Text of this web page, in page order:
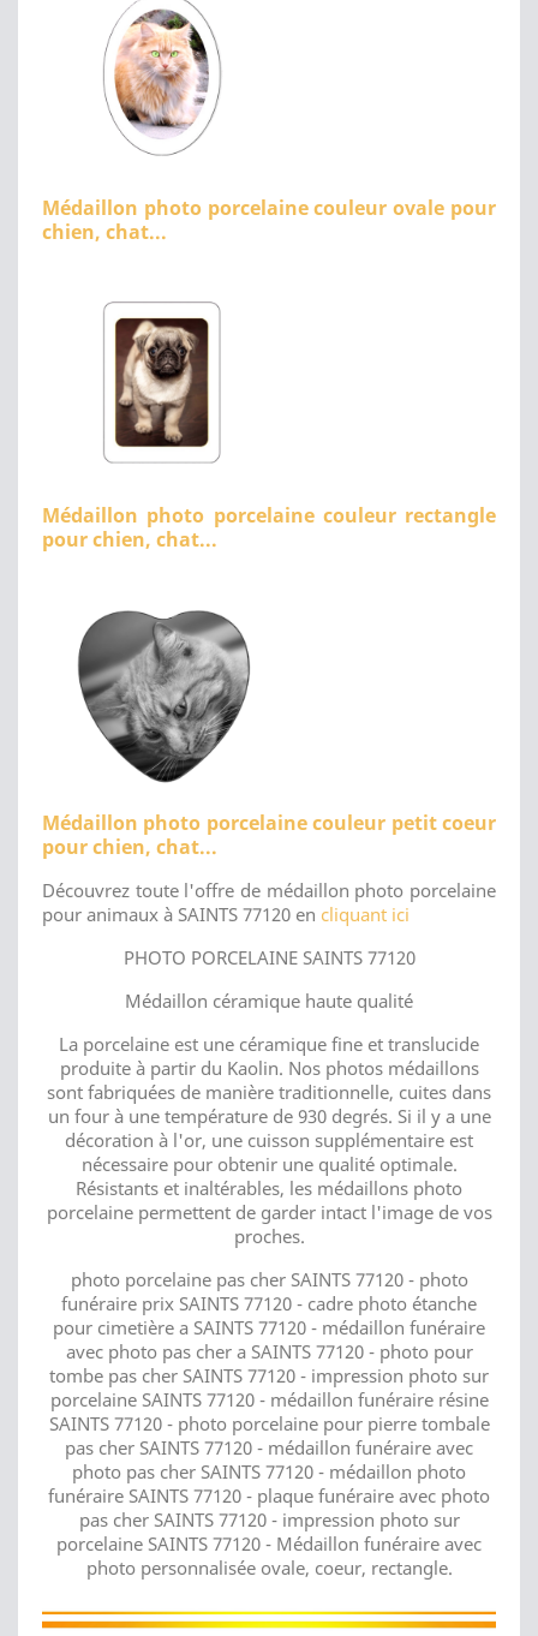
Médaillon photo porcelaine couleur ovale pour
chien, chat...
Médaillon photo porcelaine couleur rectangle
pour chien, chat...
Médaillon photo porcelaine couleur petit coeur
pour chien, chat...
Découvrez toute l'offre de médaillon photo porcelaine
pour animaux à SAINTS 77120 en cliquant ici
PHOTO PORCELAINE SAINTS 77120
Médaillon céramique haute qualité
La porcelaine est une céramique fine et translucide
produite à partir du Kaolin. Nos photos médaillons
sont fabriquées de manière traditionnelle, cuites dans
un four à une température de 930 degrés. Si il y a une
décoration à l'or, une cuisson supplémentaire est
nécessaire pour obtenir une qualité optimale.
Résistants et inaltérables, les médaillons photo
porcelaine permettent de garder intact l'image de vos
proches.
photo porcelaine pas cher SAINTS 77120 - photo
funéraire prix SAINTS 77120 - cadre photo étanche
pour cimetière a SAINTS 77120 - médaillon funéraire
avec photo pas cher a SAINTS 77120 - photo pour
tombe pas cher SAINTS 77120 - impression photo sur
porcelaine SAINTS 77120 - médaillon funéraire résine
SAINTS 77120 - photo porcelaine pour pierre tombale
pas cher SAINTS 77120 - médaillon funéraire avec
photo pas cher SAINTS 77120 - médaillon photo
funéraire SAINTS 77120 - plaque funéraire avec photo
pas cher SAINTS 77120 - impression photo sur
porcelaine SAINTS 77120 - Médaillon funéraire avec
photo personnalisée ovale, coeur, rectangle.